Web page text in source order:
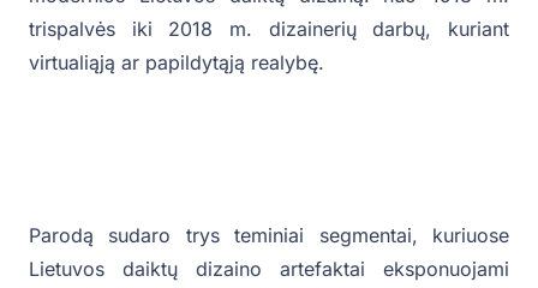
trispalvės iki 2018 m. dizainerių darbų, kuriant
virtualiąją ar papildytąją realybę.
Parodą sudaro trys teminiai segmentai, kuriuose
Lietuvos daiktų dizaino artefaktai eksponuojami